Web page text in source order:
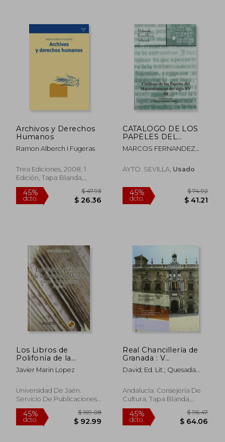
dcto. $ 21.39 dcto.
Archivos y Derechos
Humanos
Ramon Alberch I Fugeras
Trea Ediciones, 2008, 1
Edición, Tapa Blanda,
Nuevo
CATALOGO DE LOS
PAPELES DEL
MAYORDOMAZGO
DEL SIGLO XV III (En
MARCOS FERNANDEZ
AYTO. SEVILLA, Usado
Los Libros de
Polifonía de la
Catedral de México:
Estudio y Catálogo
Javier Marin Lopez
Universidad De Jaén.
Servicio De Publicaciones
E Intercambio Científico,
2012, 1ª Edición, Tapa Dura,
Nuevo
Real Chancillería de
Granada : V
Centenario, 1505-
2005
David; Ed. Lit.; Quesada
Moya Morales, Javier Ed.
Lit.; Torres Ibáñez
Andalucía. Consejería De
Cultura, Tapa Blanda,
Nuevo